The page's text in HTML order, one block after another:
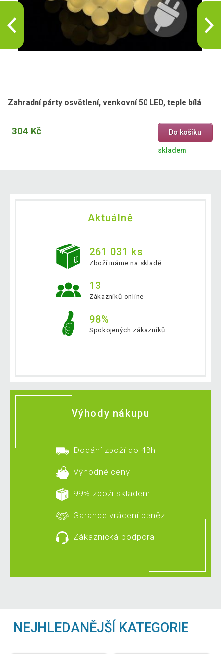
Zahradní párty osvětlení, venkovní 50 LED, teple bílá
304 Kč Do košíku
skladem
Aktuálně
261 031 ks
Zboží máme na skladě
13
Zákazníků online
98%
Spokojených zákazníků
Výhody nákupu
Dodání zboží do 48h
Výhodné ceny
99% zboží skladem
Garance vrácení peněz
Zákaznická podpora
NEJHLEDANĚJŠÍ KATEGORIE